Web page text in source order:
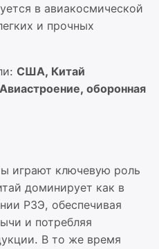
в авиакосмической
и прочных
США, Китай
Авиастроение, оборонная
играют ключевую роль
доминирует как в
РЗЭ, обеспечивая
и потребляя
В то же время